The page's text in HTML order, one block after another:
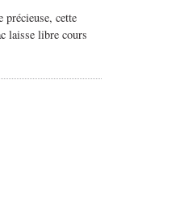
cette
laisse libre cours